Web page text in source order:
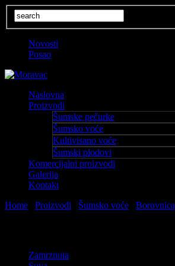
Novosti
Posao
Naslovna
Proizvodi
Šumske pečurke
Šumsko voće
Kultivisano voće
Šumski plodovi
Komercijalni proizvodi
Galerija
Kontakt
Home
Proizvodi Šumsko voće Borovnica
Zamrznuta